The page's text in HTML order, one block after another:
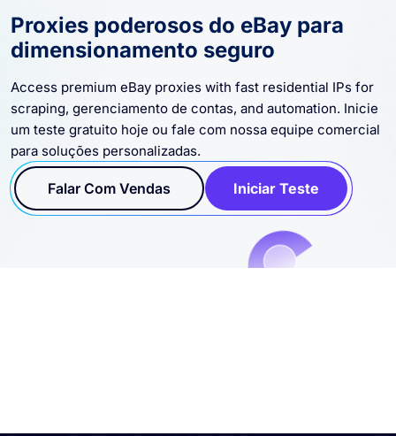
Proxies poderosos do eBay para
dimensionamento seguro
Access premium eBay proxies with fast residential IPs for
scraping, gerenciamento de contas, and automation. Inicie
um teste gratuito hoje ou fale com nossa equipe comercial
para soluções personalizadas.
Falar Com Vendas Iniciar Teste